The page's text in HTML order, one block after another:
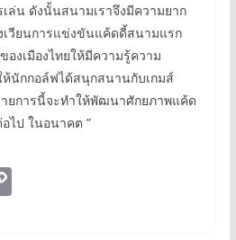
ล่น ดังนั้นสนามเราจึงมีความยาก
เวียนการแข่งขันแค้ดดี้สนามแรก
งเมืองไทยให้มีความรู้ความ
นักกอล์ฟได้สนุกสนานกับเกมส์
ยการนี้จะทำให้พัฒนาศักยภาพแค้ด
ไป ในอนาคต ”
C